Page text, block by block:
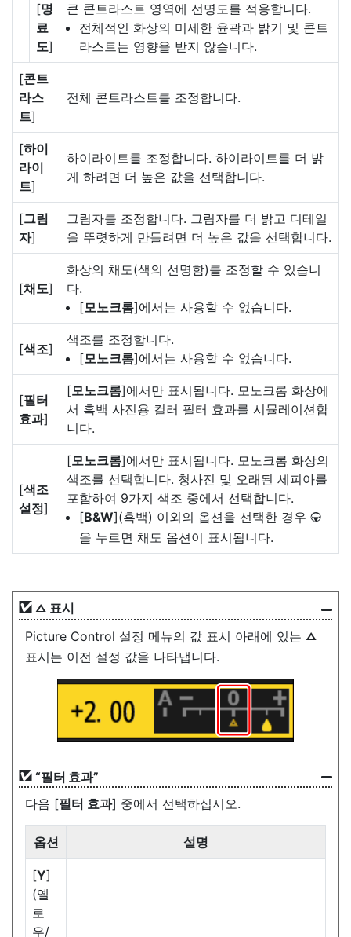
[명
료
도]
큰 콘트라스트 영역에 선명도를 적용합니다.
전체적인 화상의 미세한 윤곽과 밝기 및 콘트
라스트는 영향을 받지 않습니다.
[콘트
라스
트]
전체 콘트라스트를 조정합니다.
[하이
라이
트]
하이라이트를 조정합니다. 하이라이트를 더 밝
게 하려면 더 높은 값을 선택합니다.
[그림
자]
그림자를 조정합니다. 그림자를 더 밝고 디테일
을 뚜렷하게 만들려면 더 높은 값을 선택합니다.
[채도]
화상의 채도(색의 선명함)를 조정할 수 있습니
다.
[모노크롬]에서는 사용할 수 없습니다.
[색조]
색조를 조정합니다.
[모노크롬]에서는 사용할 수 없습니다.
[필터
효과]
[모노크롬]에서만 표시됩니다. 모노크롬 화상에
서 흑백 사진용 컬러 필터 효과를 시뮬레이션합
니다.
[색조
설정]
[모노크롬]에서만 표시됩니다. 모노크롬 화상의
색조를 선택합니다. 청사진 및 오래된 세피아를
포함하여 9가지 색조 중에서 선택합니다.
[B&W](흑백) 이외의 옵션을 선택한 경우 3
을 누르면 채도 옵션이 표시됩니다.
j 표시
Picture Control 설정 메뉴의 값 표시 아래에 있는 j
표시는 이전 설정 값을 나타냅니다.
“필터 효과”
다음 [필터 효과] 중에서 선택하십시오.
옵션 설명
[Y]
(옐
로
우/